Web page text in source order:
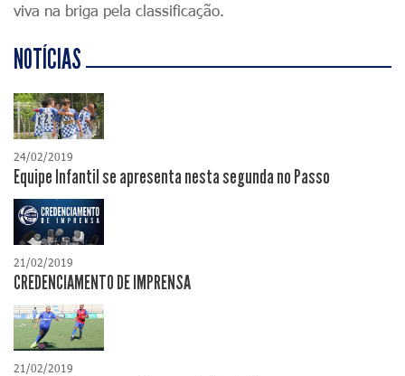
viva na briga pela classificação.
NOTÍCIAS
24/02/2019
Equipe Infantil se apresenta nesta segunda no Passo
21/02/2019
CREDENCIAMENTO DE IMPRENSA
21/02/2019